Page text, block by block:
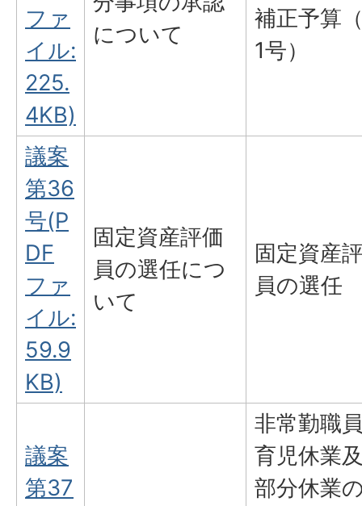
ファ
イル:
225.
4KB)
について
補正予算
1号）
議案
第36
号(P
DF
ファ
イル:
59.9
KB)
固定資産評価
員の選任につ
いて
固定資産
員の選任
議案
第37
非常勤職
育児休業
部分休業